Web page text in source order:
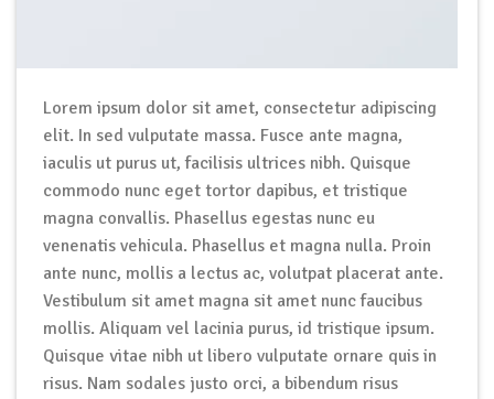
Lorem ipsum dolor sit amet, consectetur adipiscing
elit. In sed vulputate massa. Fusce ante magna,
iaculis ut purus ut, facilisis ultrices nibh. Quisque
commodo nunc eget tortor dapibus, et tristique
magna convallis. Phasellus egestas nunc eu
venenatis vehicula. Phasellus et magna nulla. Proin
ante nunc, mollis a lectus ac, volutpat placerat ante.
Vestibulum sit amet magna sit amet nunc faucibus
mollis. Aliquam vel lacinia purus, id tristique ipsum.
Quisque vitae nibh ut libero vulputate ornare quis in
risus. Nam sodales justo orci, a bibendum risus